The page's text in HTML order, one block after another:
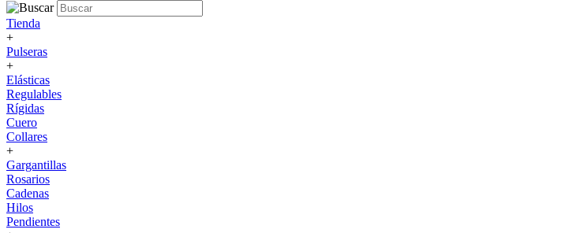
Tienda
+
Pulseras
+
Elásticas
Regulables
Rígidas
Cuero
Collares
+
Gargantillas
Rosarios
Cadenas
Hilos
Pendientes